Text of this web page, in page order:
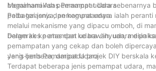
bagaimanakah pemampat udara sebenarnya
pelbagai jenis dan kegunaannya.
Memahami Asas Pemampat Udara
Pada terasnya, pemampat udara ialah
melalui mekanisme yang dipacu omboh, di
bergerak ke atas dan ke bawah, udara
Dalam kes pemampat udara Jinyuan, mesin
pemampatan yang cekap dan boleh
yang berbeza, daripada projek DIY berskala
Jenis-jenis Pemampat Udara
Terdapat beberapa jenis pemampat udara,